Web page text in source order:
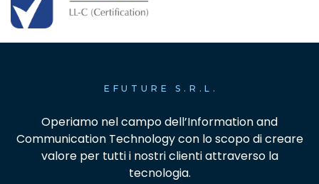
EFUTURE S.R.L.
Operiamo nel campo dell’Information and
Communication Technology con lo scopo di creare
valore per tutti i nostri clienti attraverso la
tecnologia.